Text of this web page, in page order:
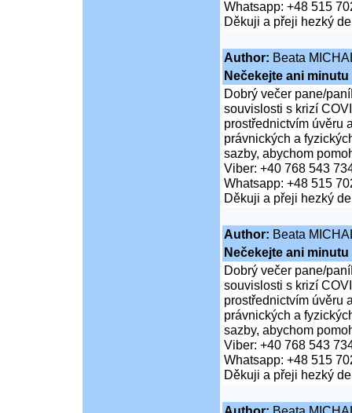
Whatsapp: +48 515
Děkuji a přeji hezký
Author: Beata
Nečekejte ani
Dobrý večer pane/
souvislosti s krizí
prostřednictvím úvěru
právnických a
sazby, abychom
Viber: +40 768 543
Whatsapp: +48 515
Děkuji a přeji hezký
Author: Beata
Nečekejte ani
Dobrý večer pane/
souvislosti s krizí
prostřednictvím úvěru
právnických a
sazby, abychom
Viber: +40 768 543
Whatsapp: +48 515
Děkuji a přeji hezký